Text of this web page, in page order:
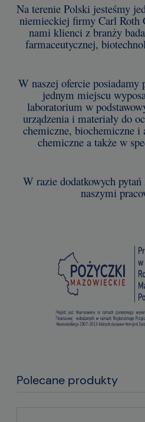
Na terenie Polski jesteśmy
niemieckiej firmy Carl Roth
nami klienci z branży
farmaceutycznej,
W naszej ofercie
jednym miejscu
laboratorium w
urządzenia i materiały do
chemiczne, biochemiczne
chemiczne a także w
W razie dodatkowych pytań
naszymi
Polecane produkty